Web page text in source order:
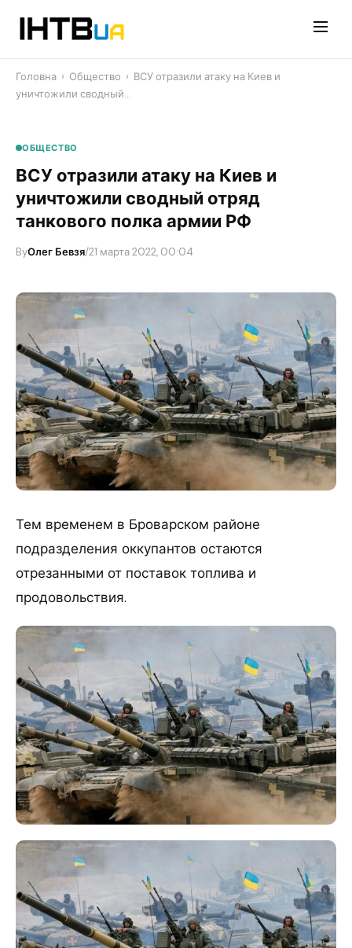
Головна › Общество › ВСУ отразили атаку на Киев и
уничтожили сводный…
ОБЩЕСТВО
ВСУ отразили атаку на Киев и
уничтожили сводный отряд
танкового полка армии РФ
ByОлег Бевзя/21 марта 2022, 00:04
Тем временем в Броварском районе
подразделения оккупантов остаются
отрезанными от поставок топлива и
продовольствия.